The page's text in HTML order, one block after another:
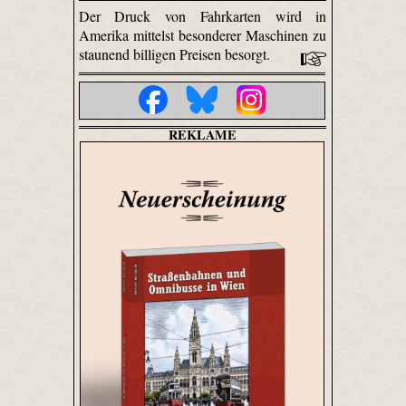
Der Druck von Fahrkarten wird in
Amerika mittelst besonderer Maschinen zu
staunend billigen Preisen besorgt.
REKLAME